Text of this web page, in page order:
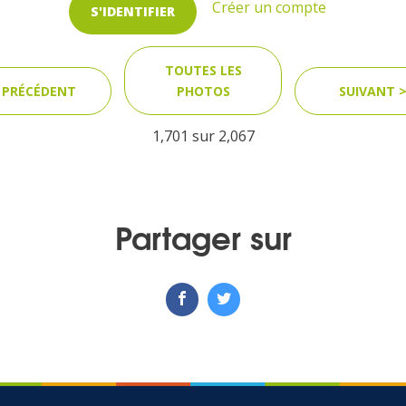
S'IDENTIFIER Créer un compte
TOUTES LES
PHOTOS
SUIVANT
1,701 sur 2,067
Partager sur